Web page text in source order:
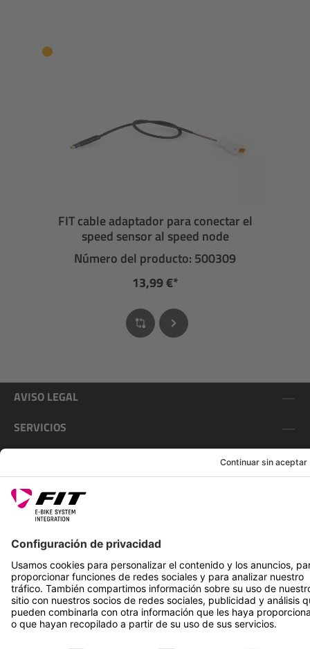
FIT cable adaptador para conectar el
speed sensor al speed node
Número del producto: 500309
13,99 €*
AVISO LEGAL
SERVICIOS
*Precio de venta recomendado incl. IVA más gastos de envío
Rotax Bike Technology AG © 2025